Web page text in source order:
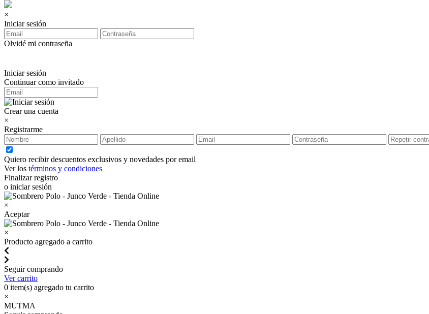
×
Iniciar sesión
Olvidé mi contraseña
Iniciar sesión
Continuar como invitado
Crear una cuenta
×
Registrarme
Quiero recibir descuentos exclusivos y novedades por email
Ver los términos y condiciones
Finalizar registro
o iniciar sesión
×
Aceptar
×
Producto agregado a carrito
Seguir comprando
Ver carrito
0 item(s) agregado tu carrito
×
MUTMA